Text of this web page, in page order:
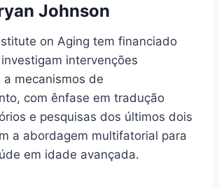
Johnson
on Aging tem financiado
intervenções
mecanismos de
com ênfase em tradução
e pesquisas dos últimos dois
a abordagem multifatorial para
em idade avançada.